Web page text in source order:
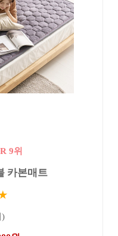
9위
카본매트
)